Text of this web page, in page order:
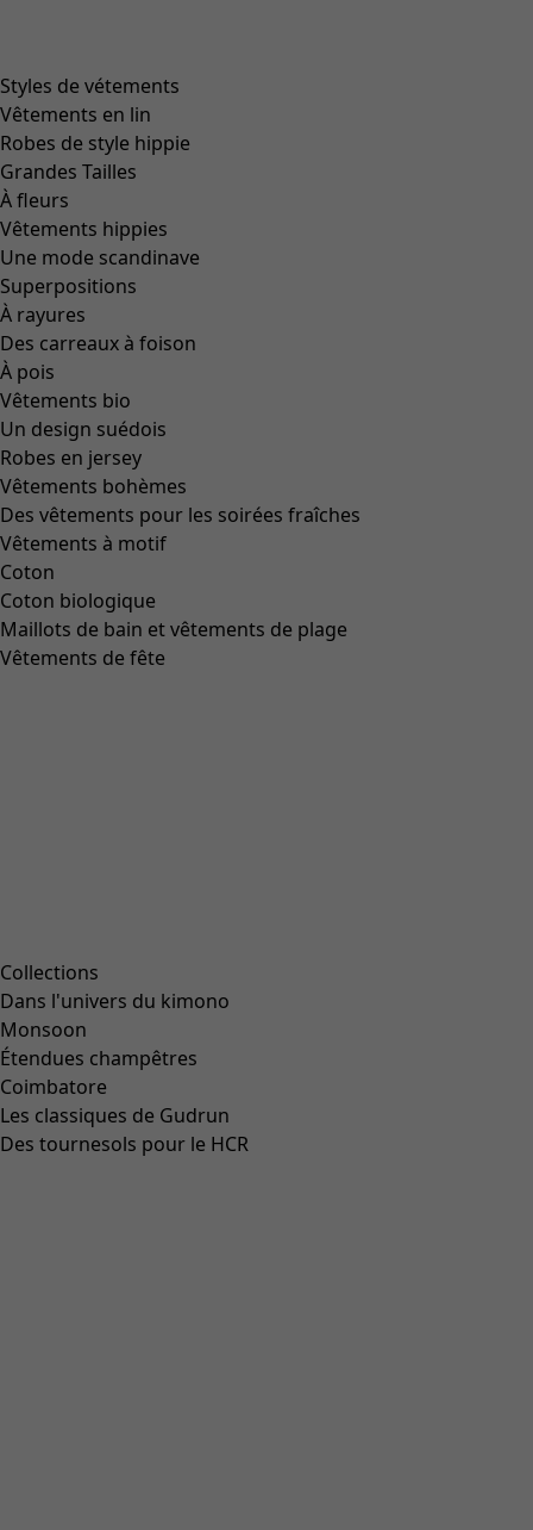
Styles de vétements
Vêtements en lin
Robes de style hippie
Grandes Tailles
À fleurs
Vêtements hippies
Une mode scandinave
Superpositions
À rayures
Des carreaux à foison
À pois
Vêtements bio
Un design suédois
Robes en jersey
Vêtements bohèmes
Des vêtements pour les soirées fraîches
Vêtements à motif
Coton
Coton biologique
Maillots de bain et vêtements de plage
Vêtements de fête
Collections
Dans l'univers du kimono
Monsoon
Étendues champêtres
Coimbatore
Les classiques de Gudrun
Des tournesols pour le HCR